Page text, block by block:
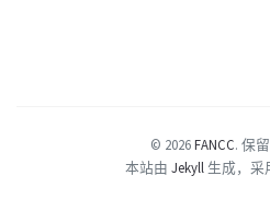
© 2026FANCC. 保
本站由 Jekyll 生成，采